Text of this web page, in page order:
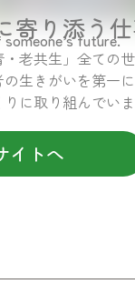
寄り添う
future.
老共生」全ての
生きがいを第一
に取り組んでいま
イトへ